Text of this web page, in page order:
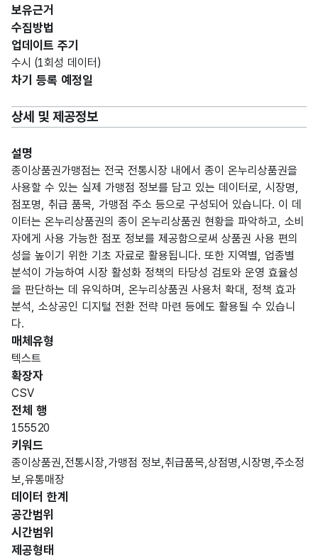
보유근거
수집방법
업데이트 주기
수시 (1회성 데이터)
차기 등록 예정일
상세 및 제공정보
설명
종이상품권가맹점는 전국 전통시장 내에서 종이 온누리상품권을
사용할 수 있는 실제 가맹점 정보를 담고 있는 데이터로, 시장명,
점포명, 취급 품목, 가맹점 주소 등으로 구성되어 있습니다. 이 데
이터는 온누리상품권의 종이 온누리상품권 현황을 파악하고, 소비
자에게 사용 가능한 점포 정보를 제공함으로써 상품권 사용 편의
성을 높이기 위한 기초 자료로 활용됩니다. 또한 지역별, 업종별
분석이 가능하여 시장 활성화 정책의 타당성 검토와 운영 효율성
을 판단하는 데 유익하며, 온누리상품권 사용처 확대, 정책 효과
분석, 소상공인 디지털 전환 전략 마련 등에도 활용될 수 있습니
다.
매체유형
텍스트
확장자
CSV
전체 행
155520
키워드
종이상품권,전통시장,가맹점 정보,취급품목,상점명,시장명,주소정
보,유통매장
데이터 한계
공간범위
시간범위
제공형태